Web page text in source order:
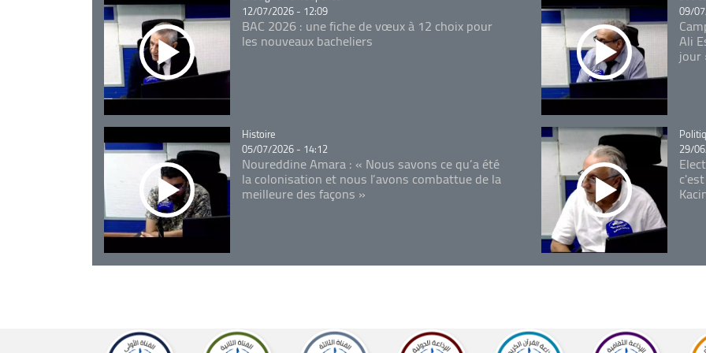
12/07/2026 - 12:09
BAC 2026 : une fiche de vœux à 12 choix pour
les nouveaux bacheliers
09/
Ali
jour
Catégorie
Histoire
05/07/2026 - 14:12
Noureddine Amara : « Nous savons ce qu’a été
la colonisation et nous l’avons combattue de la
meilleure des façons »
29/